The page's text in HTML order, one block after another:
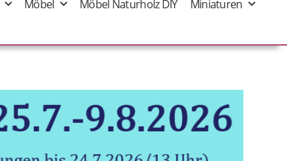
Möbel Möbel Naturholz DIY
Miniaturen